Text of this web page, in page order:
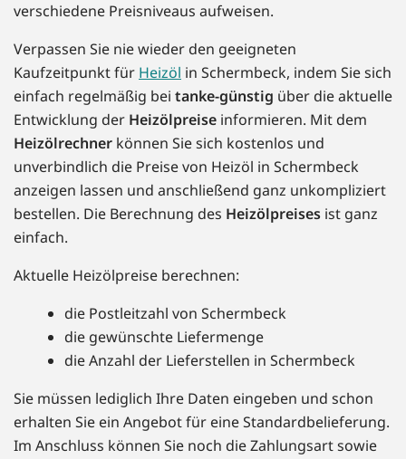
verschiedene Preisniveaus aufweisen.
Verpassen Sie nie wieder den geeigneten
Kaufzeitpunkt für Heizöl in Schermbeck, indem Sie sich
einfach regelmäßig bei tanke-günstig über die aktuelle
Entwicklung der Heizölpreise informieren. Mit dem
Heizölrechner können Sie sich kostenlos und
unverbindlich die Preise von Heizöl in Schermbeck
anzeigen lassen und anschließend ganz unkompliziert
bestellen. Die Berechnung des Heizölpreises ist ganz
einfach.
Aktuelle Heizölpreise berechnen:
die Postleitzahl von Schermbeck
die gewünschte Liefermenge
die Anzahl der Lieferstellen in Schermbeck
Sie müssen lediglich Ihre Daten eingeben und schon
erhalten Sie ein Angebot für eine Standardbelieferung.
Im Anschluss können Sie noch die Zahlungsart sowie